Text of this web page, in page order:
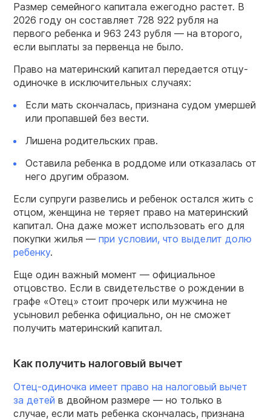
Размер семейного капитала ежегодно растет. В
2026 году он составляет 728 922 рубля на
первого ребенка и 963 243 рубля — на второго,
если выплаты за первенца не было.
Право на материнский капитал передается отцу-
одиночке в исключительных случаях:
Если мать скончалась, признана судом умершей
или пропавшей без вести.
Лишена родительских прав.
Оставила ребенка в роддоме или отказалась от
него другим образом.
Если супруги развелись и ребенок остался жить с
отцом, женщина не теряет право на материнский
капитал. Она даже может использовать его для
покупки жилья — при условии, что выделит долю
ребенку.
Еще один важный момент — официальное
отцовство. Если в свидетельстве о рождении в
графе «Отец» стоит прочерк или мужчина не
усыновил ребенка официально, он не сможет
получить материнский капитал.
Как получить налоговый вычет
Отец-одиночка имеет право на налоговый вычет
за детей в двойном размере — но только в
случае, если мать ребенка скончалась, признана